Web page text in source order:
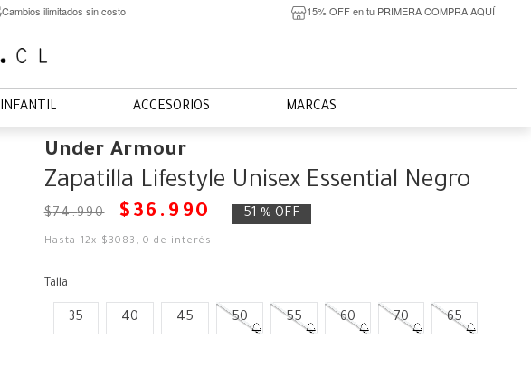
Cambios ilimitados sin costo 15% OFF en tu PRIMERA COMPRA AQUÍ
INFANTIL ACCESORIOS MARCAS
Under Armour
Zapatilla Lifestyle Unisex Essential Negro
$74.990 $ 36 . 990 51 % OFF
Hasta 12x $ 3083 ,0 de interés
Talla
35 40 45 50 55 60 70 65